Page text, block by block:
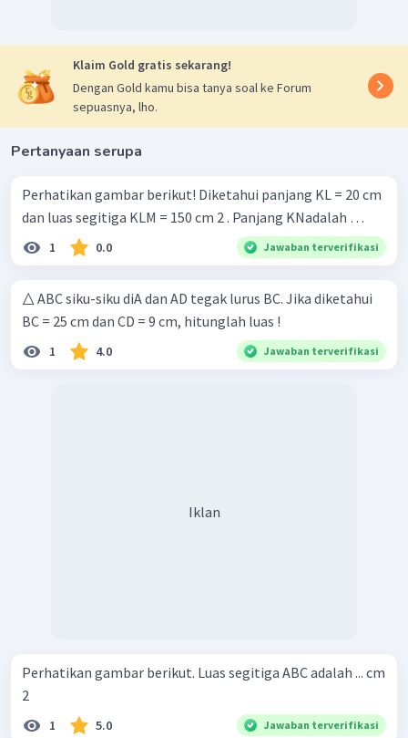
Klaim Gold gratis sekarang!
Dengan Gold kamu bisa tanya soal ke Forum
sepuasnya, lho.
Pertanyaan serupa
Perhatikan gambar berikut! Diketahui panjang KL = 20 cm
dan luas segitiga KLM = 150 cm 2 . Panjang KNadalah …
1 0.0 Jawaban terverifikasi
△ ABC siku-siku diA dan AD tegak lurus BC. Jika diketahui
BC = 25 cm dan CD = 9 cm, hitunglah luas !
1 4.0 Jawaban terverifikasi
Iklan
Perhatikan gambar berikut. Luas segitiga ABC adalah ... cm
2
1 5.0 Jawaban terverifikasi